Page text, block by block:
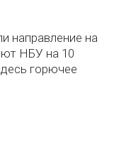
направление на
НБУ на 10
горючее